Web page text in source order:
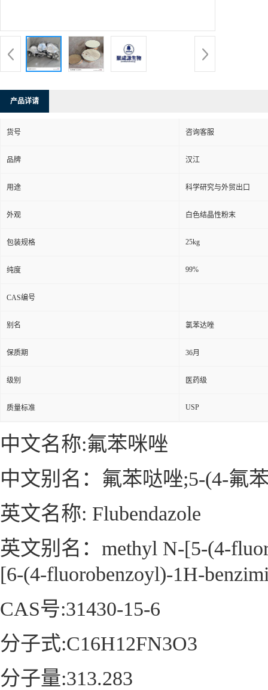
产品详请
货号 咨询客服
品牌 汉江
用途 科学研究与外贸出口
外观 白色结晶性粉末
包装规格 25kg
纯度 99%
CAS编号
别名 氯苯达唑
保质期 36月
级别 医药级
质量标准 USP
中文名称:氟苯咪唑
中文别名：氟苯哒唑;5-(4-氟
英文名称: Flubendazole
英文别名：methyl N-[5-(4-
[6-(4-fluorobenzoyl)-1H-
CAS号:31430-15-6
分子式:C16H12FN3O3
分子量:313.283